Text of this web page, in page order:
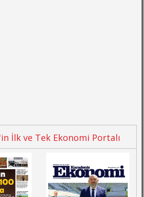
İlk ve Tek Ekonomi Portalı